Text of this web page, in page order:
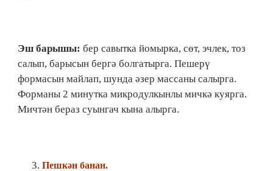
Эш барышы: бер савытка йомырка, сөт, эчлек, тоз
салып, барысын бергә болгатырга. Пешерү
формасын майлап, шунда әзер массаны салырга.
Форманы 2 минутка микродулкынлы мичкә куярга.
Мичтән бераз суынгач кына алырга.
Пешкән банан.